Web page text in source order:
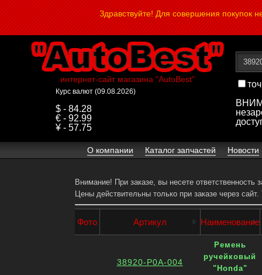
Здравствуйте! Для совершения покупок
интернет-сайт магазина "AutoBest"
Курс валют (09.08.2026)
$ - 84.28
€ - 92.99
¥ - 57.75
О компании Каталог запчастей Новости
Внимание! При заказе, вы несете ответственность
Цены действительны только при заказе через сайт.
Фото Артикул Наименование
38920-P0A-004
Ремень
ручейковый
"Honda"